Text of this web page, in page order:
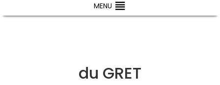
MENU
du GRET